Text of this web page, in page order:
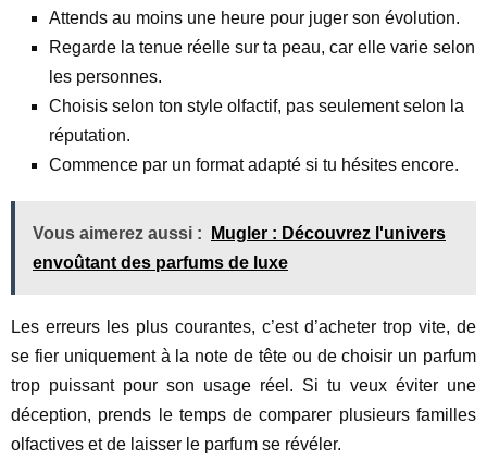
Attends au moins une heure pour juger son évolution.
Regarde la tenue réelle sur ta peau, car elle varie selon
les personnes.
Choisis selon ton style olfactif, pas seulement selon la
réputation.
Commence par un format adapté si tu hésites encore.
Vous aimerez aussi :
Mugler : Découvrez l'univers
envoûtant des parfums de luxe
Les erreurs les plus courantes, c’est d’acheter trop vite, de
se fier uniquement à la note de tête ou de choisir un parfum
trop puissant pour son usage réel. Si tu veux éviter une
déception, prends le temps de comparer plusieurs familles
olfactives et de laisser le parfum se révéler.